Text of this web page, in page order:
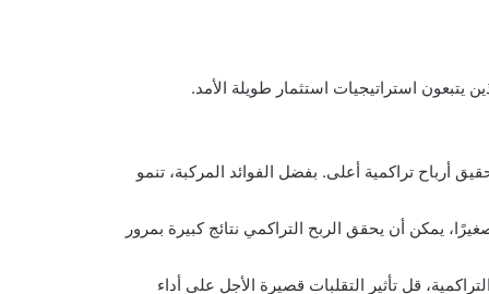
يتبعون استراتيجيات استثمار طويلة الأمد.
أرباح تراكمية أعلى. بفضل الفوائد المركبة، تنمو
يمكن أن يحقق الربح التراكمي نتائج كبيرة بمرور
قل تأثير التقلبات قصيرة الأجل على أداء